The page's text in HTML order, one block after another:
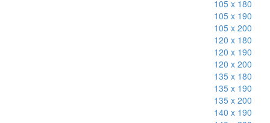
105 x 180
105 x 190
105 x 200
120 x 180
120 x 190
120 x 200
135 x 180
135 x 190
135 x 200
140 x 190